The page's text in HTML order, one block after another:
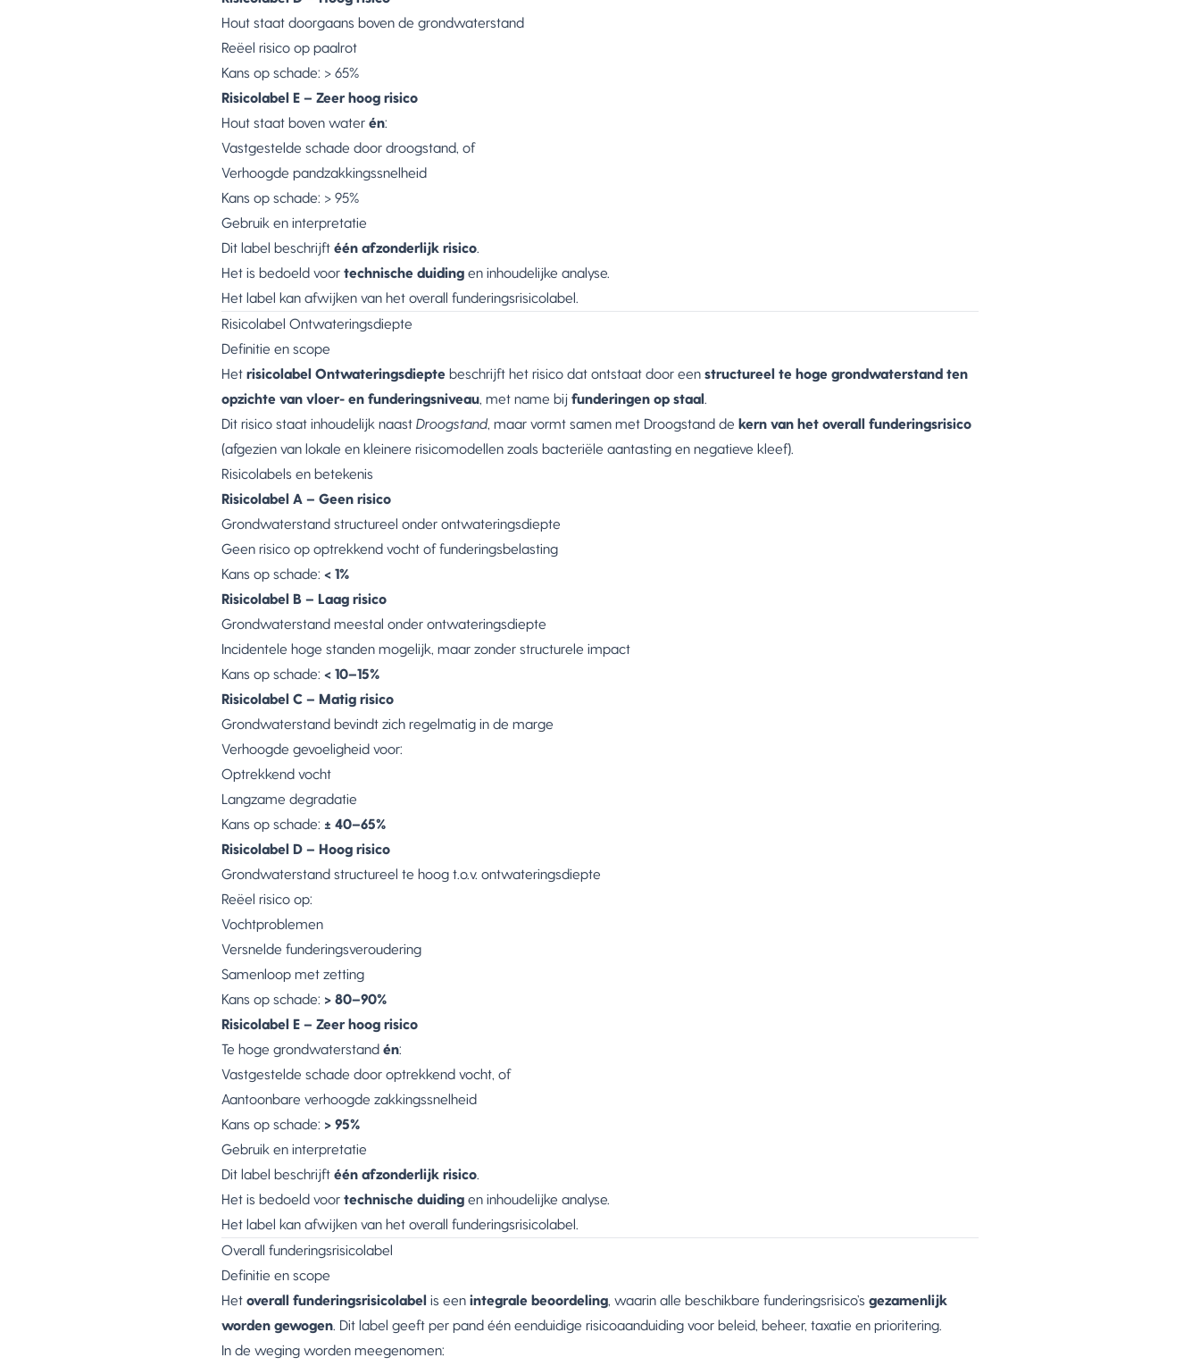
Hout staat doorgaans boven de grondwaterstand
Reëel risico op paalrot
Kans op schade: > 65%
Risicolabel E – Zeer hoog risico
Hout staat boven water én:
Vastgestelde schade door droogstand, of
Verhoogde pandzakkingssnelheid
Kans op schade: > 95%
Gebruik en interpretatie
Dit label beschrijft één afzonderlijk risico.
Het is bedoeld voor technische duiding en inhoudelijke analyse.
Het label kan afwijken van het overall funderingsrisicolabel.
Risicolabel Ontwateringsdiepte
Definitie en scope
Het risicolabel Ontwateringsdiepte beschrijft het risico dat ontstaat door een structureel te hoge grondwaterstand ten
opzichte van vloer- en funderingsniveau, met name bij funderingen op staal.
Dit risico staat inhoudelijk naast Droogstand, maar vormt samen met Droogstand de kern van het overall funderingsrisico
(afgezien van lokale en kleinere risicomodellen zoals bacteriële aantasting en negatieve kleef).
Risicolabels en betekenis
Risicolabel A – Geen risico
Grondwaterstand structureel onder ontwateringsdiepte
Geen risico op optrekkend vocht of funderingsbelasting
Kans op schade: < 1%
Risicolabel B – Laag risico
Grondwaterstand meestal onder ontwateringsdiepte
Incidentele hoge standen mogelijk, maar zonder structurele impact
Kans op schade: < 10–15%
Risicolabel C – Matig risico
Grondwaterstand bevindt zich regelmatig in de marge
Verhoogde gevoeligheid voor:
Optrekkend vocht
Langzame degradatie
Kans op schade: ± 40–65%
Risicolabel D – Hoog risico
Grondwaterstand structureel te hoog t.o.v. ontwateringsdiepte
Reëel risico op:
Vochtproblemen
Versnelde funderingsveroudering
Samenloop met zetting
Kans op schade: > 80–90%
Risicolabel E – Zeer hoog risico
Te hoge grondwaterstand én:
Vastgestelde schade door optrekkend vocht, of
Aantoonbare verhoogde zakkingssnelheid
Kans op schade: > 95%
Gebruik en interpretatie
Dit label beschrijft één afzonderlijk risico.
Het is bedoeld voor technische duiding en inhoudelijke analyse.
Het label kan afwijken van het overall funderingsrisicolabel.
Overall funderingsrisicolabel
Definitie en scope
Het overall funderingsrisicolabel is een integrale beoordeling, waarin alle beschikbare funderingsrisico’s gezamenlijk
worden gewogen. Dit label geeft per pand één eenduidige risicoaanduiding voor beleid, beheer, taxatie en prioritering.
In de weging worden meegenomen: